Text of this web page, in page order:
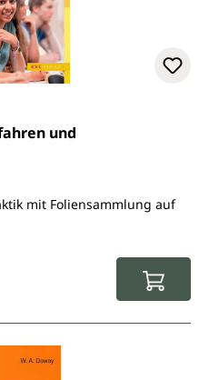
und
mit Foliensammlung auf